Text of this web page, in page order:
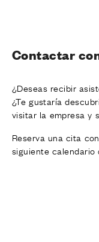
Contactar
¿Deseas recibir
¿Te gustaría
visitar la empresa y
Reserva una cita
siguiente calendario